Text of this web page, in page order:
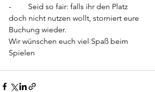
-	Seid so fair: falls ihr den Platz
doch nicht nutzen wollt, storniert eure
Buchung wieder.
Wir wünschen euch viel Spaß beim
Spielen